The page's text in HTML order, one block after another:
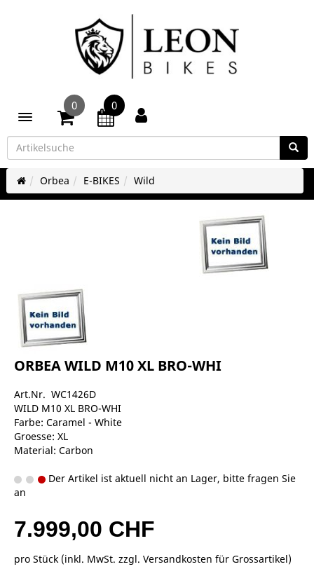
Toggle navigation
0 0
Orbea E-BIKES Wild
ORBEA WILD M10 XL BRO-WHI
Art.Nr. WC1426D
WILD M10 XL BRO-WHI
Farbe: Caramel - White
Groesse: XL
Material: Carbon
Der Artikel ist aktuell nicht an Lager, bitte fragen Sie
an
7.999,00 CHF
pro Stück (inkl. MwSt. zzgl. Versandkosten für Grossartikel)